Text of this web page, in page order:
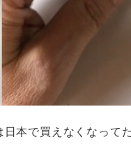
本で買えなくなって